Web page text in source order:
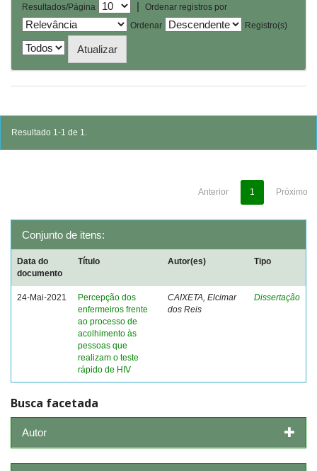
Resultados/Página |
Ordenar registros por
Ordenar
Registro(s)
Resultado 1-1 de 1.
Anterior 1 Próximo
Conjunto de itens:
Data do
documento
Título Autor(es) Tipo
24-Mai-2021
Percepção dos
enfermeiros frente
ao processo de
acolhimento às
pessoas que
realizam o teste
rápido de HIV
CAIXETA, Elcimar
dos Reis
Dissertação
Busca facetada
Autor